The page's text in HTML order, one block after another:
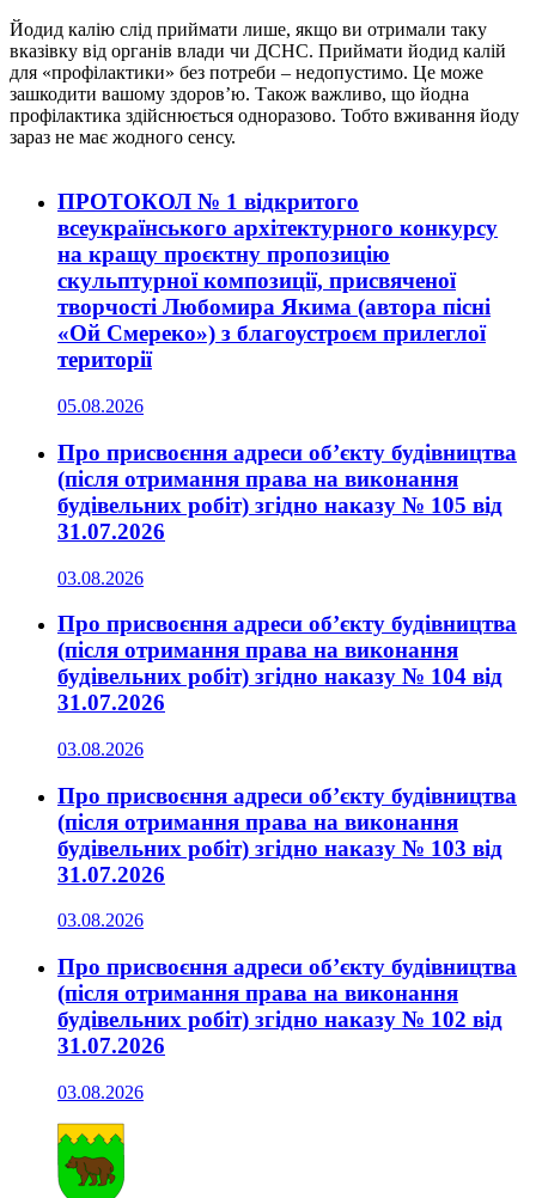
Йодид калію слід приймати лише, якщо ви отримали таку
вказівку від органів влади чи ДСНС. Приймати йодид калій
для «профілактики» без потреби – недопустимо. Це може
зашкодити вашому здоров’ю. Також важливо, що йодна
профілактика здійснюється одноразово. Тобто вживання йоду
зараз не має жодного сенсу.
ПРОТОКОЛ № 1 відкритого
всеукраїнського архітектурного конкурсу
на кращу проєктну пропозицію
скульптурної композиції, присвяченої
творчості Любомира Якима (автора пісні
«Ой Смереко») з благоустроєм прилеглої
території
05.08.2026
Про присвоєння адреси об’єкту будівництва
(після отримання права на виконання
будівельних робіт) згідно наказу № 105 від
31.07.2026
03.08.2026
Про присвоєння адреси об’єкту будівництва
(після отримання права на виконання
будівельних робіт) згідно наказу № 104 від
31.07.2026
03.08.2026
Про присвоєння адреси об’єкту будівництва
(після отримання права на виконання
будівельних робіт) згідно наказу № 103 від
31.07.2026
03.08.2026
Про присвоєння адреси об’єкту будівництва
(після отримання права на виконання
будівельних робіт) згідно наказу № 102 від
31.07.2026
03.08.2026